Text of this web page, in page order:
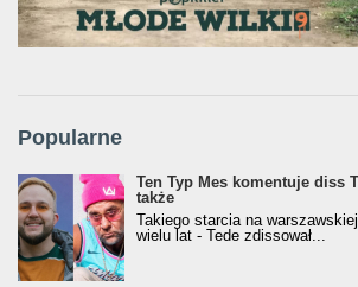
Popularne
Ten Typ Mes komentuje diss
także
Takiego starcia na
wielu lat - Tede zdissował...